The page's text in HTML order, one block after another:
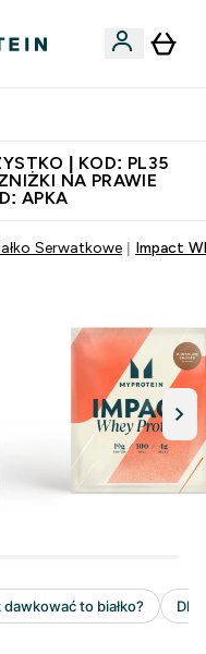
| KOD: PL35
NA PRAWIE
APKA
Serwatkowe Impact